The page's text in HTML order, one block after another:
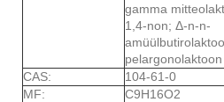
gamma
1,4-non; Δ-n-n-
pelargonolaktoon
CAS:
104-61-0
MF:
C9H16O2